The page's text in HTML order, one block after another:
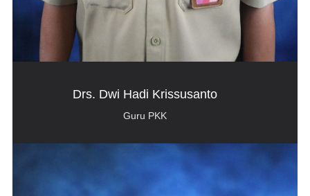
Drs. Dwi Hadi Krissusanto
Guru PKK